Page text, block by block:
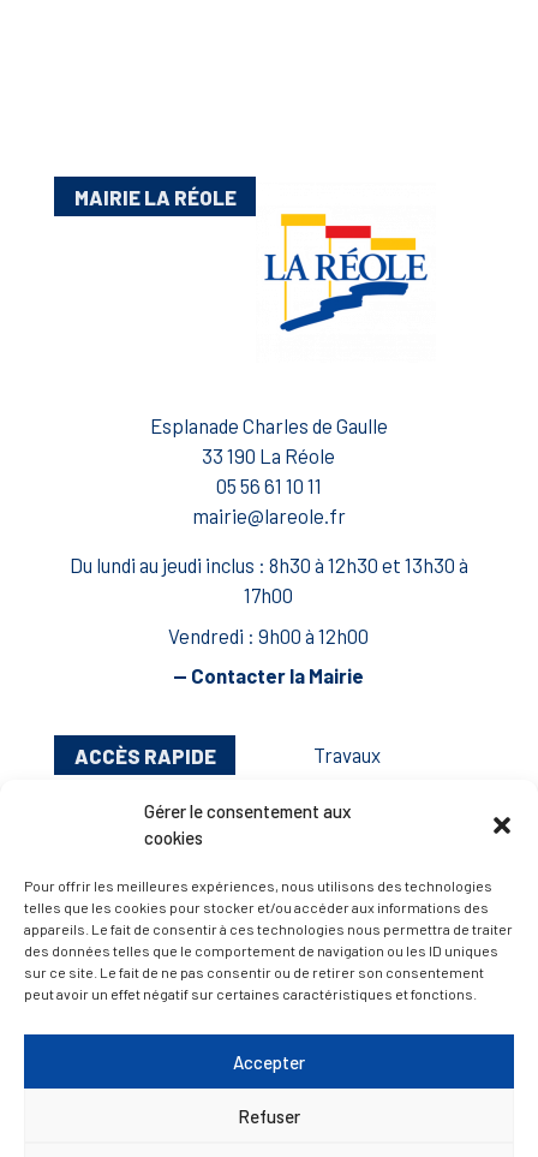
Gérer le consentement aux
cookies
Pour offrir les meilleures expériences, nous utilisons des technologies
telles que les cookies pour stocker et/ou accéder aux informations des
appareils. Le fait de consentir à ces technologies nous permettra de traiter
des données telles que le comportement de navigation ou les ID uniques
sur ce site. Le fait de ne pas consentir ou de retirer son consentement
peut avoir un effet négatif sur certaines caractéristiques et fonctions.
Accepter
Refuser
MAIRIE LA RÉOLE
Esplanade Charles de Gaulle
33 190 La Réole
05 56 61 10 11
mairie@lareole.fr
Du lundi au jeudi inclus : 8h30 à 12h30 et 13h30 à
17h00
Vendredi : 9h00 à 12h00
— Contacter la Mairie
ACCÈS RAPIDE
Travaux
Espace agent
— Faire une recherche
A FEUILLETER !